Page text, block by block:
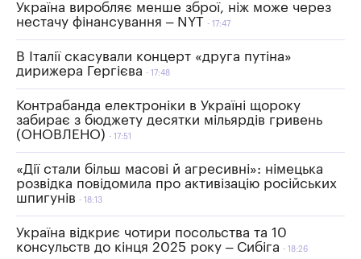
Україна виробляє менше зброї, ніж може через
нестачу фінансування – NYT
17:47
В Італії скасували концерт «друга путіна»
дирижера Гергієва
17:48
Контрабанда електроніки в Україні щороку
забирає з бюджету десятки мільярдів гривень
(ОНОВЛЕНО)
17:51
«Дії стали більш масові й агресивні»: німецька
розвідка повідомила про активізацію російських
шпигунів
18:13
Україна відкриє чотири посольства та 10
консульств до кінця 2025 року – Сибіга
18:26